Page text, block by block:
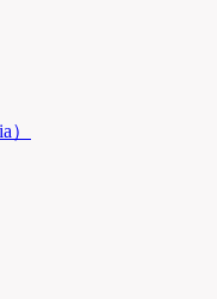
）